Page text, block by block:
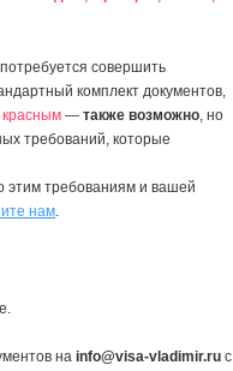
совершить
комплект документов,
красным —также возможно, но
требований, которые
требованиям и вашей
нам.
наinfo@visa-vladimir.ru с